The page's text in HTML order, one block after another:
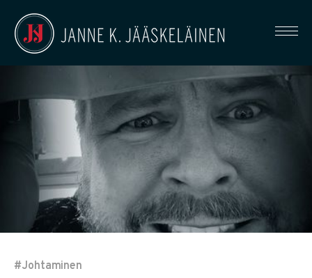
#Johtaminen